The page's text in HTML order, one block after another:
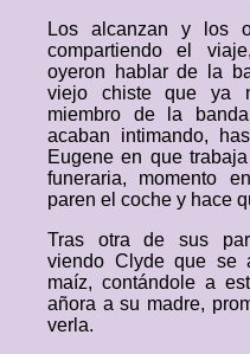
Los alcanzan y los
compartiendo el
oyeron hablar de la
viejo chiste que ya
miembro de la
acaban intimando,
Eugene en que
funeraria, momento
paren el coche y hace
Tras otra de sus
viendo Clyde que se
maíz, contándole a
añora a su madre,
verla.